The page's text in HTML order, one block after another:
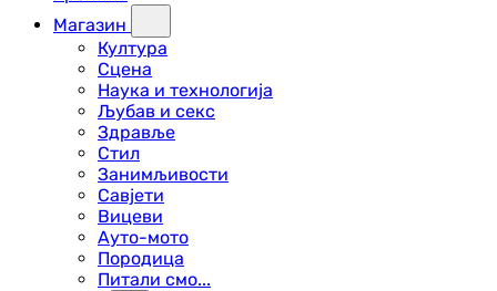
Магазин
Култура
Сцена
Наука и технологија
Љубав и секс
Здравље
Стил
Занимљивости
Савјети
Вицеви
Ауто-мото
Породица
Питали смо...